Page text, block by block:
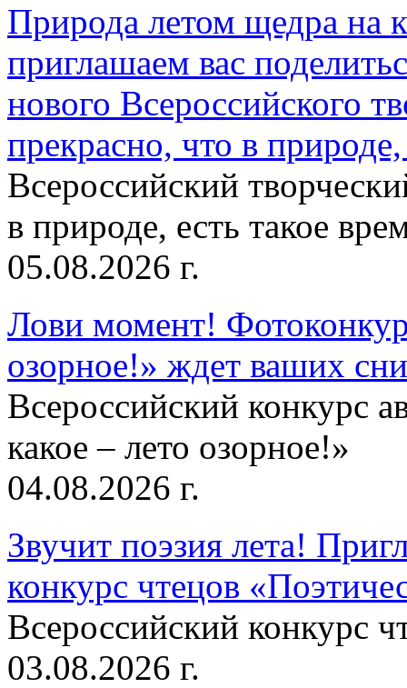
Природа летом щедра на
приглашаем вас
нового Всероссийского
прекрасно, что в
Всероссийский
в природе, есть такое
05.08.2026 г.
Лови момент!
озорное!» ждет ваших
Всероссийский конкурс
какое – лето озорное!»
04.08.2026 г.
Звучит поэзия лета!
конкурс чтецов
Всероссийский конкурс
03.08.2026 г.